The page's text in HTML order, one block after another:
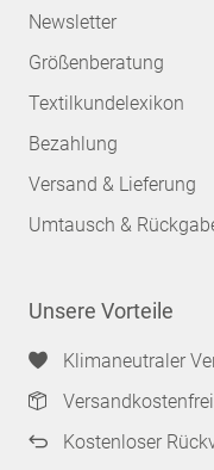
Newsletter
Größenberatung
Textilkundelexikon
Bezahlung
Versand & Lieferung
Umtausch &
Unsere Vorteile
Klimaneutraler
Kostenloser